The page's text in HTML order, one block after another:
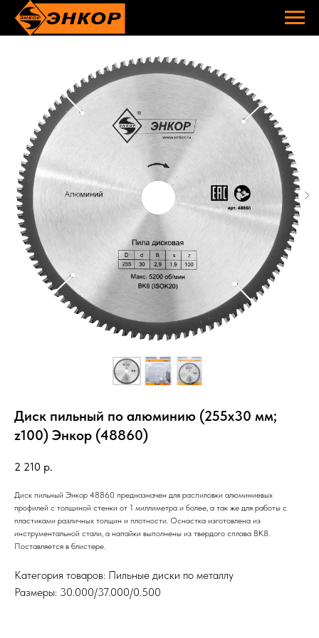
Диск пильный по алюминию (255х30 мм;
z100) Энкор (48860)
2 210 р.
Диск пильный Энкор 48860 предназначен для распиловки алюминиевых
профилей с толщиной стенки от 1 миллиметра и более, а так же для работы с
пластиками различных толщин и плотности. Оснастка изготовлена из
инструментальной стали, а напайки выполнены из твердого сплава ВК8.
Поставляется в блистере.
Категория товаров: Пильные диски по металлу
Размеры: 30.000/37.000/0.500